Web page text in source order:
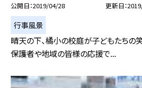
公開日 2019/04/28 更新日
行事風景
晴天の下、橘小の校庭が子どもたちの笑
保護者や地域の皆様の応援で...